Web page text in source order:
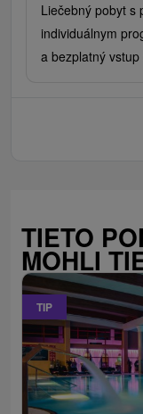
Liečebný pobyt s
individuálnym
a bezplatný
TIETO
MOHLI
TIP